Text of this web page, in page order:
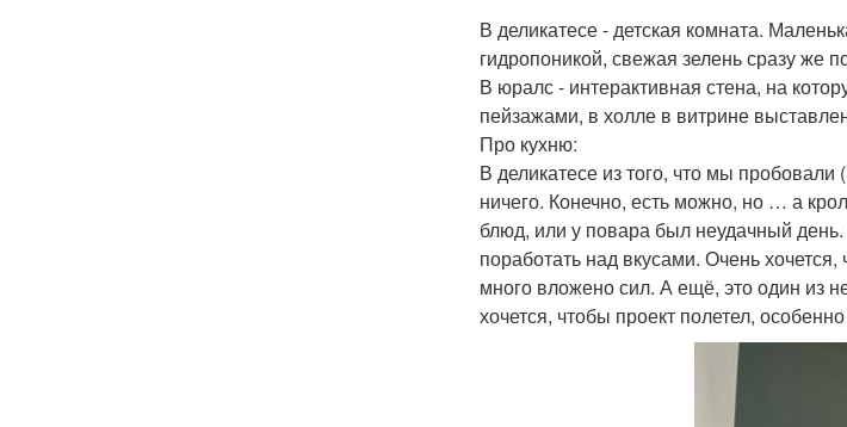
В деликатесе - детская комната.
гидропоникой, свежая зелень сразу же
В юралс - интерактивная стена, на
пейзажами, в холле в витрине
Про кухню:
В деликатесе из того, что мы
ничего. Конечно, есть можно, но … а
блюд, или у повара был неудачный
поработать над вкусами. Очень
много вложено сил. А ещё, это один из
хочется, чтобы проект полетел,